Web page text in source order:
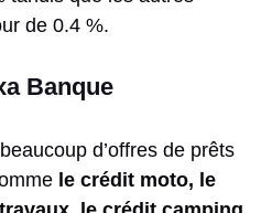
de 0.4 %.
Banque
d’offres de prêts
le crédit moto, le